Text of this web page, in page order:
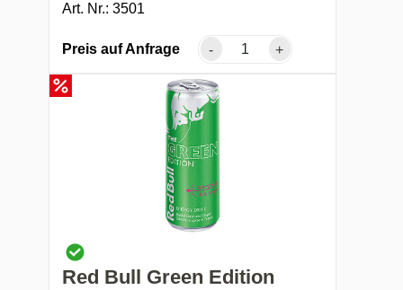
Art. Nr.: 3501
Preis auf Anfrage - +
Red Bull Green Edition